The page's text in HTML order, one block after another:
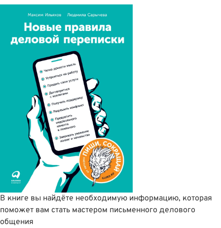
В книге вы найдёте необходимую информацию, которая
поможет вам стать мастером письменного делового
общения